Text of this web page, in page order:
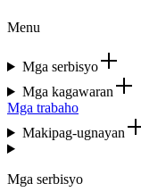
Menu
Mga serbisyo
Mga kagawaran
Mga trabaho
Makipag-ugnayan
Mga serbisyo